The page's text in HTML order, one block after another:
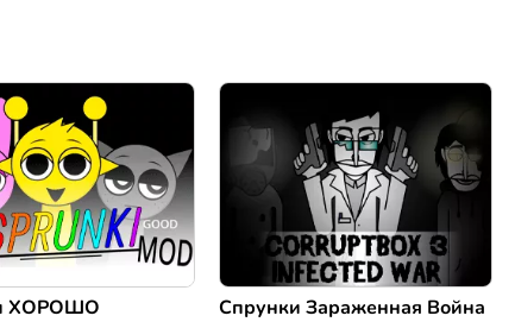
ХОРОШО Спрунки Зараженная Война